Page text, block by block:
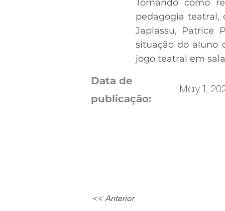
Tomando como
pedagogia teatral,
Japiassu, Patrice
situação do aluno
jogo teatral em
Data de
publicação:
May 1,
<< Anterior